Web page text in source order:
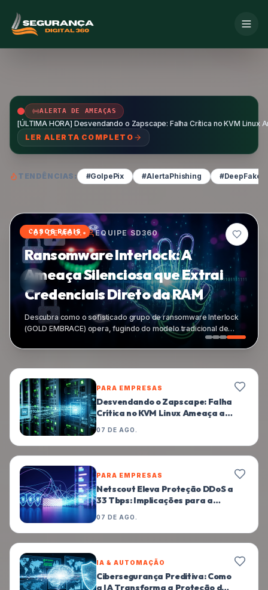
ALERTA DE AMEAÇAS
[ÚLTIMA HORA] Desvendando o Zapscape: Falha Crítica no KVM
LER ALERTA COMPLETO
TENDÊNCIAS: #GolpePix #AlertaPhishing
CASOS REAIS
07 DE AGO. • EQUIPE SD360
Ransomware Interlock: A
Ameaça Silenciosa que Extrai
Credenciais Direto da RAM
Descubra como o sofisticado grupo de ransomware Interlock
(GOLD EMBRACE) opera, fugindo do modelo tradicional de
RaaS e roubando credenciais diretamente da memória RAM.
Analisamos a técnica, seus riscos e oferecemos dicas
PARA EMPRESAS
Desvendando o Zapscape: Falha
Crítica no KVM Linux Ameaça a
07 DE AGO.
PARA EMPRESAS
Netscout Eleva Proteção DDoS a
33 Tbps: Implicações para a
no Brasil
07 DE AGO.
IA & AUTOMAÇÃO
Cibersegurança Preditiva: Como
a IA Transforma a Proteção de